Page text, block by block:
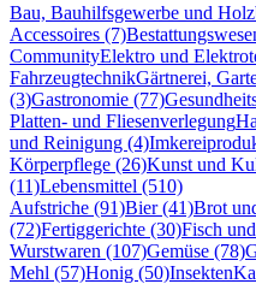
Bau, Bauhilfsgewerbe und
Accessoires (7)
CommunityElektro und
FahrzeugtechnikGärtnerei,
(3)Gastronomie (77)
Platten- und Fliesenverlegung
und Reinigung (4)
Körperpflege (26)Kunst und
(11)Lebensmittel (510)
Aufstriche (91)Bier (41)Brot
(72)Fertiggerichte (30)Fisch
Wurstwaren (107)Gemüse (78)
Mehl (57)Honig (50)Insekten